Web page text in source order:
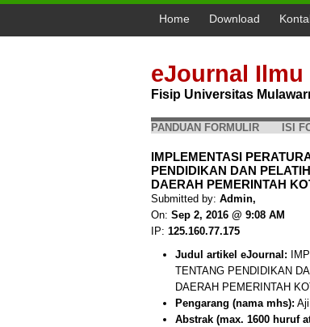
Home Download
eJournal Ilmu
Fisip Universitas
PANDUAN FORMULIR ISI
IMPLEMENTASI
PENDIDIKAN DAN
DAERAH PEMERINTAH
Submitted by: Admin,
On: Sep 2, 2016 @ 9:08 AM
IP: 125.160.77.175
Judul artikel eJournal:
TENTANG PENDIDIKAN
DAERAH PEMERINTAH
Pengarang (nama mhs):
Abstrak (max. 1600 huruf